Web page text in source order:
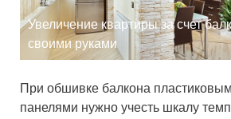
Увеличение квартиры за счет
своими руками
При обшивке балкона
панелями нужно учесть шкалу